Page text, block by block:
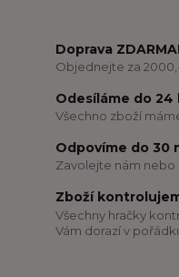
Doprava
Objednejte za
Odesíláme do 24
Všechno zboží
Odpovíme do 30
Zavolejte nám nebo
Zboží
Všechny hračky
Vám dorazí v